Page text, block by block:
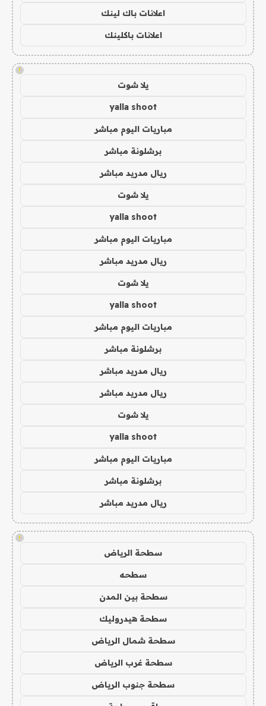
اعلانات باك لينك
اعلانات باكلينك
!
يلا شوت
yalla shoot
مباريات اليوم مباشر
برشلونة مباشر
ريال مدريد مباشر
يلا شوت
yalla shoot
مباريات اليوم مباشر
ريال مدريد مباشر
يلا شوت
yalla shoot
مباريات اليوم مباشر
برشلونة مباشر
ريال مدريد مباشر
ريال مدريد مباشر
يلا شوت
yalla shoot
مباريات اليوم مباشر
برشلونة مباشر
ريال مدريد مباشر
!
سطحة الرياض
سطحه
سطحة بين المدن
سطحة هيدروليك
سطحة شمال الرياض
سطحة غرب الرياض
سطحة جنوب الرياض